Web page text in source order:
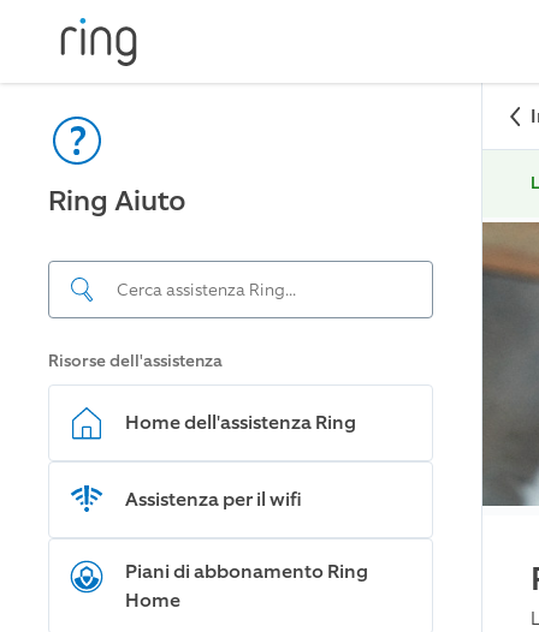
Ring Aiuto
Risorse dell'assistenza
Home dell'assistenza Ring
Assistenza per il wifi
Piani di abbonamento Ring
Home